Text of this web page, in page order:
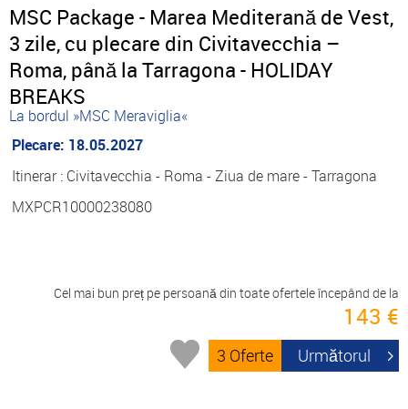
MSC Package - Marea Mediterană de Vest,
3 zile, cu plecare din Civitavecchia –
Roma, până la Tarragona - HOLIDAY
BREAKS
La bordul »MSC Meraviglia«
Plecare: 18.05.2027
Itinerar : Civitavecchia - Roma - Ziua de mare - Tarragona
MXPCR10000238080
Cel mai bun preț pe persoană din toate ofertele începând de la
143 €
3 Oferte Următorul